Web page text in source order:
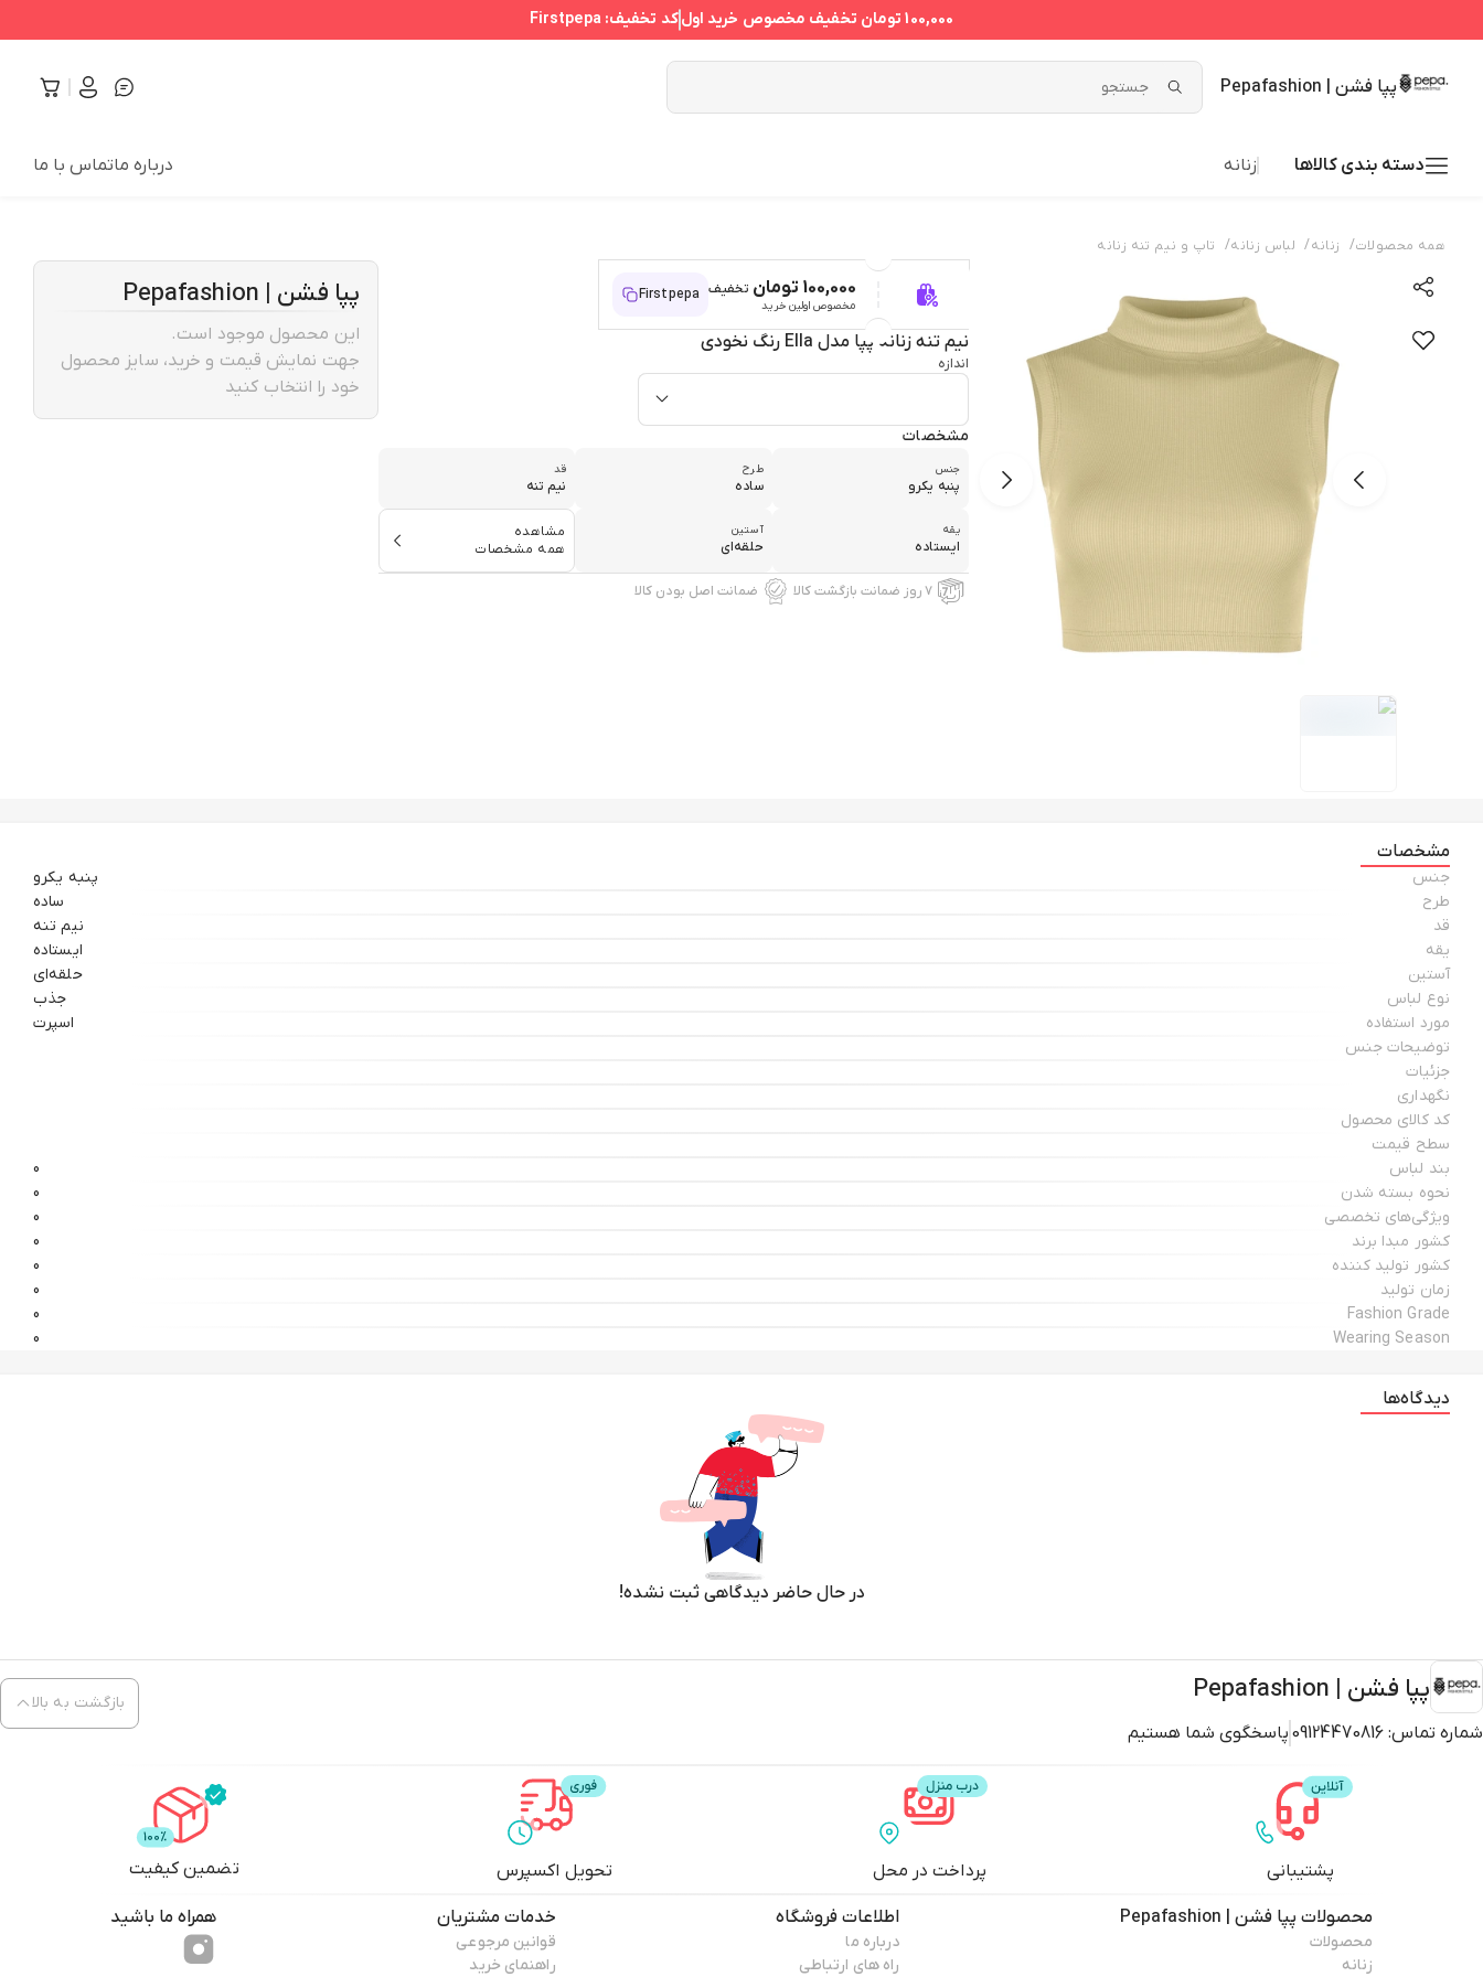
100,000 تومان تخفیف مخصوص خرید اولکد تخفیف:Firstpepa
پپا فشن | Pepafashion
دسته بندی کالاها زنانه درباره ماتماس با ما
همه محصولات/ زنانه/ لباس زنانه/ تاپ و نیم تنه زنانه
100,000 تومان تخفیف
مخصوص اولین خرید
Firstpepa
نیم تنه زنانه پپا مدل Ella رنگ نخودی
اندازه
مشخصات
جنس
پنبه یکرو
طرح
ساده
قد
نیم تنه
یقه
ایستاده
آستین
حلقه‌ای
مشاهده
همه مشخصات
۷ روز ضمانت بازگشت کالا ضمانت اصل بودن کالا
پپا فشن | Pepafashion
این محصول موجود است.
جهت نمایش قیمت و خرید، سایز محصول
خود را انتخاب کنید
مشخصات
جنس
پنبه یکرو
طرح
ساده
قد
نیم تنه
یقه
ایستاده
آستین
حلقه‌ای
نوع لباس
جذب
مورد استفاده
اسپرت
توضیحات جنس
جزئیات
نگهداری
کد کالای محصول
سطح قیمت
بند لباس
0
نحوه بسته شدن
0
ویژگی‌های تخصصی
0
کشور مبدا برند
0
کشور تولید کننده
0
زمان تولید
0
Fashion Grade
0
Wearing Season
0
دیدگاه‌ها
در حال حاضر دیدگاهی ثبت نشده!
پپا فشن | Pepafashion
شماره تماس: 09124470816 پاسخگوی شما هستیم
بازگشت به بالا
پشتیبانی پرداخت در محل تحویل اکسپرس تضمین کیفیت
محصولات پپا فشن | Pepafashion
محصولات
زنانه
اطلاعات فروشگاه
درباره ما
راه های ارتباطی
خدمات مشتریان
قوانین مرجوعی
راهنمای خرید
همراه ما باشید